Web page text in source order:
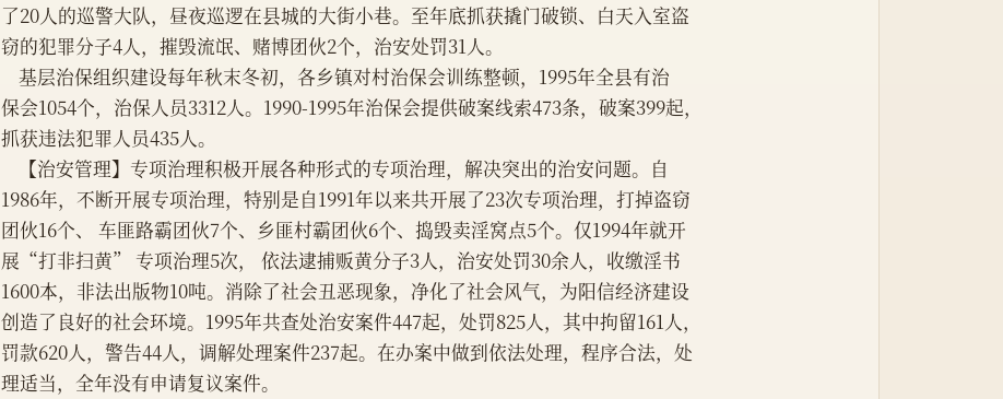
了20人的巡警大队，昼夜巡逻在县城的大街小巷。至年底抓获撬门破锁、白天入室盗
窃的犯罪分子4人，摧毁流氓、赌博团伙2个，治安处罚31人。
    基层治保组织建设每年秋末冬初，各乡镇对村治保会训练整顿，1995年全县有治
保会1054个，治保人员3312人。1990-1995年治保会提供破案线索473条，破案399起，
抓获违法犯罪人员435人。
    【治安管理】专项治理积极开展各种形式的专项治理，解决突出的治安问题。自
1986年，不断开展专项治理，特别是自1991年以来共开展了23次专项治理，打掉盗窃
团伙16个、 车匪路霸团伙7个、乡匪村霸团伙6个、捣毁卖淫窝点5个。仅1994年就开
展“打非扫黄” 专项治理5次， 依法逮捕贩黄分子3人，治安处罚30余人，收缴淫书
1600本，非法出版物10吨。消除了社会丑恶现象，净化了社会风气，为阳信经济建设
创造了良好的社会环境。1995年共查处治安案件447起，处罚825人，其中拘留161人，
罚款620人，警告44人，调解处理案件237起。在办案中做到依法处理，程序合法，处
理适当，全年没有申请复议案件。